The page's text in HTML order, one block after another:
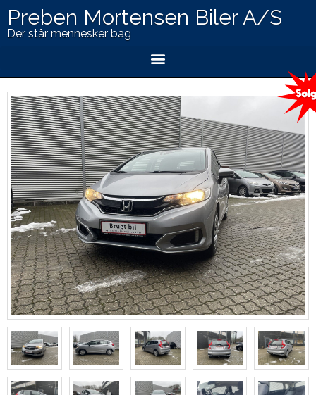
Preben Mortensen Biler A/S
Der står mennesker bag